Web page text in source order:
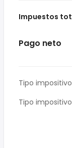
Impuestos
Pago neto
Tipo
Tipo